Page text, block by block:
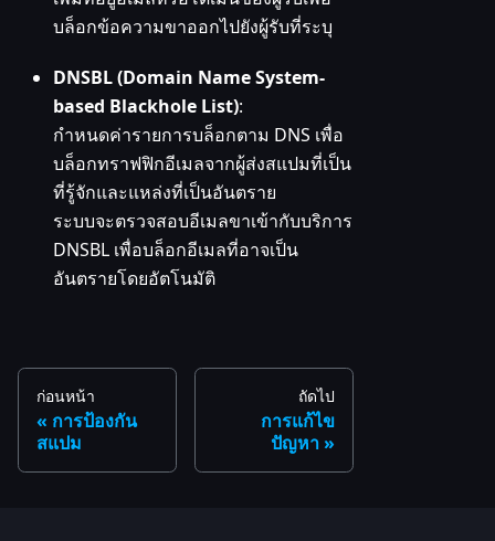
บล็อกข้อความขาออกไปยังผู้รับที่ระบุ
DNSBL (Domain Name System-
based Blackhole List):
กำหนดค่ารายการบล็อกตาม DNS เพื่อ
บล็อกทราฟฟิกอีเมลจากผู้ส่งสแปมที่เป็น
ที่รู้จักและแหล่งที่เป็นอันตราย
ระบบจะตรวจสอบอีเมลขาเข้ากับบริการ
DNSBL เพื่อบล็อกอีเมลที่อาจเป็น
อันตรายโดยอัตโนมัติ
ก่อนหน้า
การป้องกัน
สแปม
ถัดไป
การแก้ไข
ปัญหา